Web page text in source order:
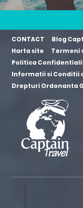
CONTACT Blog
Harta site
Termeni
Politica
Informatii si Conditii
Drepturi Ordonanta